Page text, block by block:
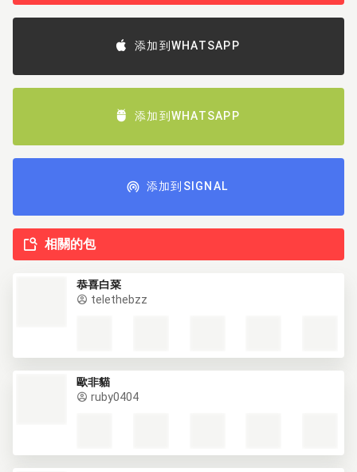
添加到WHATSAPP
添加到WHATSAPP
添加到SIGNAL
相關的包
恭喜白菜
telethebzz
歐非貓
ruby0404